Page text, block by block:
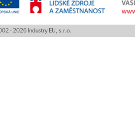
- 2026 Industry EU, s.r.o.